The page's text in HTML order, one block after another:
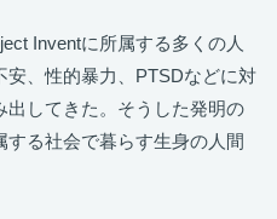
Inventに所属する多くの人
、性的暴力、PTSDなどに対
してきた。そうした発明の
る社会で暮らす生身の人間